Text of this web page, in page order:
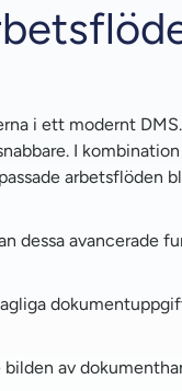
i ett modernt
I
arbetsflöden
dessa avancerade
bilden av